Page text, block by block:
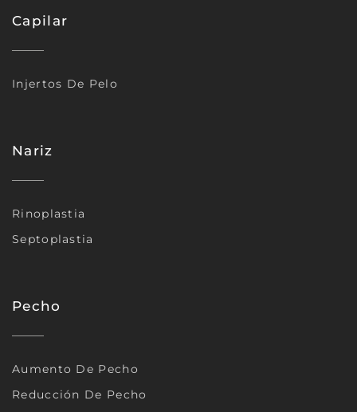
Capilar
Injertos De Pelo
Nariz
Rinoplastia
Septoplastia
Pecho
Aumento De Pecho
Reducción De Pecho